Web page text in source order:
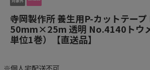
寺岡製作所 養生用P-カットテー
50mm×25m 透明 No.4140トウ
単位1巻）【直送品】
※個人宅配送不可